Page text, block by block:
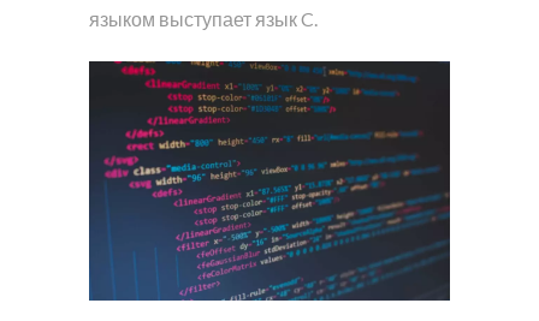
языком выступает язык C.